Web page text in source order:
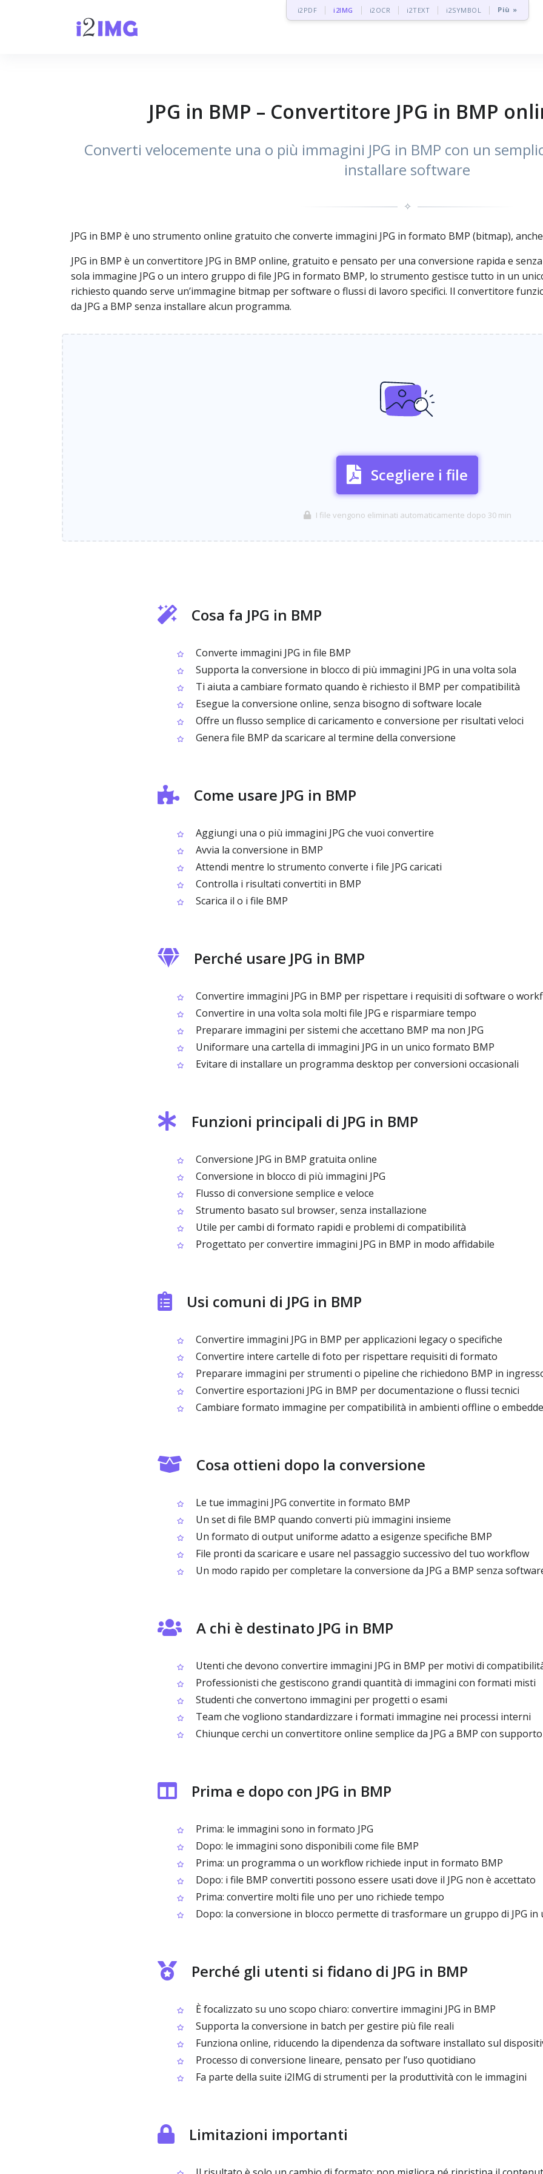
i2PDF i2IMG i2OCR i2TEXT i2SYMBOL Più »
JPG in BMP – Convertitore JPG in BMP
Converti velocemente una o più immagini JPG in BMP con un
installare software
✧
JPG in BMP è uno strumento online gratuito che converte immagini JPG in formato BMP (bitmap),
JPG in BMP è un convertitore JPG in BMP online, gratuito e pensato per una conversione rapida e
sola immagine JPG o un intero gruppo di file JPG in formato BMP, lo strumento gestisce tutto in un
richiesto quando serve un’immagine bitmap per software o flussi di lavoro specifici. Il convertitore
da JPG a BMP senza installare alcun programma.
Scegliere i file
I file vengono eliminati automaticamente dopo 30 min
Cosa fa JPG in BMP
Converte immagini JPG in file BMP
Supporta la conversione in blocco di più immagini JPG in una volta sola
Ti aiuta a cambiare formato quando è richiesto il BMP per compatibilità
Esegue la conversione online, senza bisogno di software locale
Offre un flusso semplice di caricamento e conversione per risultati veloci
Genera file BMP da scaricare al termine della conversione
Come usare JPG in BMP
Aggiungi una o più immagini JPG che vuoi convertire
Avvia la conversione in BMP
Attendi mentre lo strumento converte i file JPG caricati
Controlla i risultati convertiti in BMP
Scarica il o i file BMP
Perché usare JPG in BMP
Convertire immagini JPG in BMP per rispettare i requisiti di software o
Convertire in una volta sola molti file JPG e risparmiare tempo
Preparare immagini per sistemi che accettano BMP ma non JPG
Uniformare una cartella di immagini JPG in un unico formato BMP
Evitare di installare un programma desktop per conversioni occasionali
Funzioni principali di JPG in BMP
Conversione JPG in BMP gratuita online
Conversione in blocco di più immagini JPG
Flusso di conversione semplice e veloce
Strumento basato sul browser, senza installazione
Utile per cambi di formato rapidi e problemi di compatibilità
Progettato per convertire immagini JPG in BMP in modo affidabile
Usi comuni di JPG in BMP
Convertire immagini JPG in BMP per applicazioni legacy o specifiche
Convertire intere cartelle di foto per rispettare requisiti di formato
Preparare immagini per strumenti o pipeline che richiedono BMP in
Convertire esportazioni JPG in BMP per documentazione o flussi tecnici
Cambiare formato immagine per compatibilità in ambienti offline o
Cosa ottieni dopo la conversione
Le tue immagini JPG convertite in formato BMP
Un set di file BMP quando converti più immagini insieme
Un formato di output uniforme adatto a esigenze specifiche BMP
File pronti da scaricare e usare nel passaggio successivo del tuo workflow
Un modo rapido per completare la conversione da JPG a BMP senza
A chi è destinato JPG in BMP
Utenti che devono convertire immagini JPG in BMP per motivi di
Professionisti che gestiscono grandi quantità di immagini con formati misti
Studenti che convertono immagini per progetti o esami
Team che vogliono standardizzare i formati immagine nei processi interni
Chiunque cerchi un convertitore online semplice da JPG a BMP con
Prima e dopo con JPG in BMP
Prima: le immagini sono in formato JPG
Dopo: le immagini sono disponibili come file BMP
Prima: un programma o un workflow richiede input in formato BMP
Dopo: i file BMP convertiti possono essere usati dove il JPG non è accettato
Prima: convertire molti file uno per uno richiede tempo
Dopo: la conversione in blocco permette di trasformare un gruppo di JPG in
Perché gli utenti si fidano di JPG in BMP
È focalizzato su uno scopo chiaro: convertire immagini JPG in BMP
Supporta la conversione in batch per gestire più file reali
Funziona online, riducendo la dipendenza da software installato sul
Processo di conversione lineare, pensato per l’uso quotidiano
Fa parte della suite i2IMG di strumenti per la produttività con le immagini
Limitazioni importanti